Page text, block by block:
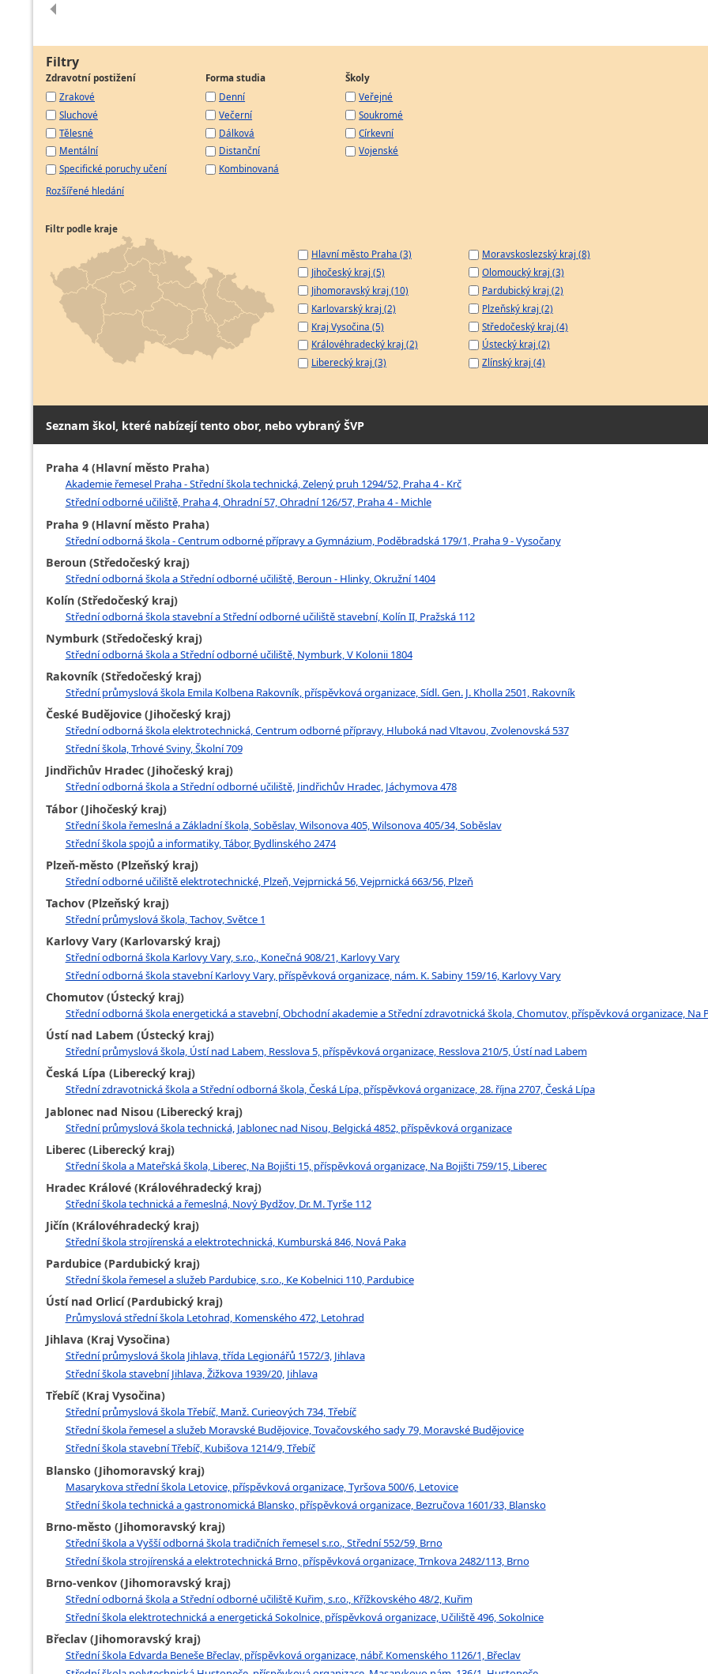
Filtry
Zdravotní postižení
Zrakové
Sluchové
Tělesné
Mentální
Specifické poruchy učení
Forma studia
Denní
Večerní
Dálková
Distanční
Kombinovaná
Školy
Veřejné
Soukromé
Církevní
Vojenské
Rozšířené hledání
Filtr podle kraje
Hlavní město Praha (3)
Jihočeský kraj (5)
Jihomoravský kraj (10)
Karlovarský kraj (2)
Kraj Vysočina (5)
Královéhradecký kraj (2)
Liberecký kraj (3)
Moravskoslezský kraj (8)
Olomoucký kraj (3)
Pardubický kraj (2)
Plzeňský kraj (2)
Středočeský kraj (4)
Ústecký kraj (2)
Zlínský kraj (4)
Seznam škol, které nabízejí tento obor, nebo vybraný ŠVP
Praha 4 (Hlavní město Praha)
Akademie řemesel Praha - Střední škola technická, Zelený pruh 1294/52, Praha 4 - Krč
Střední odborné učiliště, Praha 4, Ohradní 57, Ohradní 126/57, Praha 4 - Michle
Praha 9 (Hlavní město Praha)
Střední odborná škola - Centrum odborné přípravy a Gymnázium, Poděbradská 179/1, Praha 9 - Vysočany
Beroun (Středočeský kraj)
Střední odborná škola a Střední odborné učiliště, Beroun - Hlinky, Okružní 1404
Kolín (Středočeský kraj)
Střední odborná škola stavební a Střední odborné učiliště stavební, Kolín II, Pražská 112
Nymburk (Středočeský kraj)
Střední odborná škola a Střední odborné učiliště, Nymburk, V Kolonii 1804
Rakovník (Středočeský kraj)
Střední průmyslová škola Emila Kolbena Rakovník, příspěvková organizace, Sídl. Gen. J. Kholla 2501, Rakovník
České Budějovice (Jihočeský kraj)
Střední odborná škola elektrotechnická, Centrum odborné přípravy, Hluboká nad Vltavou, Zvolenovská 537
Střední škola, Trhové Sviny, Školní 709
Jindřichův Hradec (Jihočeský kraj)
Střední odborná škola a Střední odborné učiliště, Jindřichův Hradec, Jáchymova 478
Tábor (Jihočeský kraj)
Střední škola řemeslná a Základní škola, Soběslav, Wilsonova 405, Wilsonova 405/34, Soběslav
Střední škola spojů a informatiky, Tábor, Bydlinského 2474
Plzeň-město (Plzeňský kraj)
Střední odborné učiliště elektrotechnické, Plzeň, Vejprnická 56, Vejprnická 663/56, Plzeň
Tachov (Plzeňský kraj)
Střední průmyslová škola, Tachov, Světce 1
Karlovy Vary (Karlovarský kraj)
Střední odborná škola Karlovy Vary, s.r.o., Konečná 908/21, Karlovy Vary
Střední odborná škola stavební Karlovy Vary, příspěvková organizace, nám. K. Sabiny 159/16, Karlovy Vary
Chomutov (Ústecký kraj)
Střední odborná škola energetická a stavební, Obchodní akademie a Střední zdravotnická škola, Chomutov, příspěvková organizace, Na
Ústí nad Labem (Ústecký kraj)
Střední průmyslová škola, Ústí nad Labem, Resslova 5, příspěvková organizace, Resslova 210/5, Ústí nad Labem
Česká Lípa (Liberecký kraj)
Střední zdravotnická škola a Střední odborná škola, Česká Lípa, příspěvková organizace, 28. října 2707, Česká Lípa
Jablonec nad Nisou (Liberecký kraj)
Střední průmyslová škola technická, Jablonec nad Nisou, Belgická 4852, příspěvková organizace
Liberec (Liberecký kraj)
Střední škola a Mateřská škola, Liberec, Na Bojišti 15, příspěvková organizace, Na Bojišti 759/15, Liberec
Hradec Králové (Královéhradecký kraj)
Střední škola technická a řemeslná, Nový Bydžov, Dr. M. Tyrše 112
Jičín (Královéhradecký kraj)
Střední škola strojírenská a elektrotechnická, Kumburská 846, Nová Paka
Pardubice (Pardubický kraj)
Střední škola řemesel a služeb Pardubice, s.r.o., Ke Kobelnici 110, Pardubice
Ústí nad Orlicí (Pardubický kraj)
Průmyslová střední škola Letohrad, Komenského 472, Letohrad
Jihlava (Kraj Vysočina)
Střední průmyslová škola Jihlava, třída Legionářů 1572/3, Jihlava
Střední škola stavební Jihlava, Žižkova 1939/20, Jihlava
Třebíč (Kraj Vysočina)
Střední průmyslová škola Třebíč, Manž. Curieových 734, Třebíč
Střední škola řemesel a služeb Moravské Budějovice, Tovačovského sady 79, Moravské Budějovice
Střední škola stavební Třebíč, Kubišova 1214/9, Třebíč
Blansko (Jihomoravský kraj)
Masarykova střední škola Letovice, příspěvková organizace, Tyršova 500/6, Letovice
Střední škola technická a gastronomická Blansko, příspěvková organizace, Bezručova 1601/33, Blansko
Brno-město (Jihomoravský kraj)
Střední škola a Vyšší odborná škola tradičních řemesel s.r.o., Střední 552/59, Brno
Střední škola strojírenská a elektrotechnická Brno, příspěvková organizace, Trnkova 2482/113, Brno
Brno-venkov (Jihomoravský kraj)
Střední odborná škola a Střední odborné učiliště Kuřim, s.r.o., Křížkovského 48/2, Kuřim
Střední škola elektrotechnická a energetická Sokolnice, příspěvková organizace, Učiliště 496, Sokolnice
Břeclav (Jihomoravský kraj)
Střední škola Edvarda Beneše Břeclav, příspěvková organizace, nábř. Komenského 1126/1, Břeclav